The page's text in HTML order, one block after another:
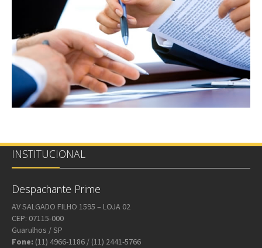
Cartão do CNPJ se pessoa jurídica.
Assinar declaração do Comunicado de Venda (fornecida
pelo despachante).
INSTITUCIONAL
Despachante Prime
AV SALGADO FILHO 1595 – LOJA 02
CEP: 07115-000
Guarulhos / SP
Fone: (11) 4966-1186 / (11) 2441-5766